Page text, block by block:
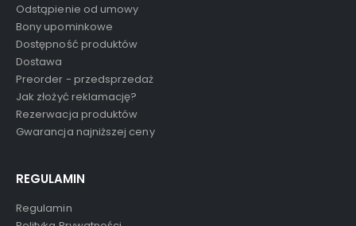
Odstąpienie od umowy
Bony upominkowe
Dostępność produktów
Dostawa
Preorder - przedsprzedaż
Jak złożyć reklamację?
Rezerwacja produktów
Gwarancja najniższej ceny
REGULAMIN
Regulamin